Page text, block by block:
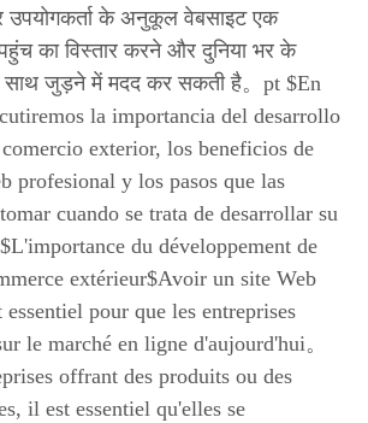
उपयोगकर्ता के अनुकूल वेबसाइट एक
का विस्तार करने और दुनिया भर के
साथ जुड़ने में मदद कर सकती है。pt $En
la importancia del desarrollo
exterior, los beneficios de
profesional y los pasos que las
cuando se trata de desarrollar su
du développement de
extérieur$Avoir un site Web
pour que les entreprises
le marché en ligne d'aujourd'hui。
offrant des produits ou des
il est essentiel qu'elles se